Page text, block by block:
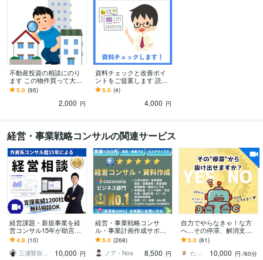
不動産投資の相談にのり
ます この物件買って大丈
夫？第三者の視点でアド
バイスさせて頂きます
5.0 (95)
2,000 円
資料チェックと改善ポイ
ントをご提案します 読み
手の負荷を減らし、理解
しやすい資料へサポート
5.0 (4)
4,000 円
経営・事業戦略コンサルの関連サービス
経営課題・新規事業を経
営コンサル15年が助言し
ます 【無料相談OK】成長
戦略、競合差別化、販売
戦略まで壁打ち
4.8 (10)
三浦賢弥＠経営コンサルタント
10,000 円
経営・事業戦略コンサ
ル・事業計画作成サポー
トします 億円超の資金調
達・実績多数 | 経営13年
のプロがサポート
5.0 (268)
ノア・Noa
8,500 円
自力でやらなきゃ！な方
へ…その停滞、解消支援
します 開業／副業／法人
化／安定化／NPO／社会
起業／事業見直しなど
5.0 (61)
たぬき／あなたの味方につきます
10,000 円 /60分